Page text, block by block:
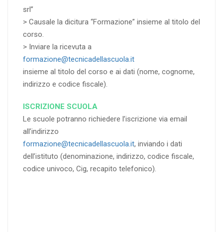
srl”
> Causale la dicitura “Formazione” insieme al titolo del
corso.
> Inviare la ricevuta a
formazione@tecnicadellascuola.it
insieme al titolo del corso e ai dati (nome, cognome,
indirizzo e codice fiscale).
ISCRIZIONE SCUOLA
Le scuole potranno richiedere l’iscrizione via email
all’indirizzo
formazione@tecnicadellascuola.it, inviando i dati
dell’istituto (denominazione, indirizzo, codice fiscale,
codice univoco, Cig, recapito telefonico).